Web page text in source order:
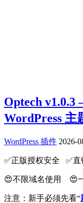
Optech v1.0.3
WordPress 主
WordPress 插件 2026-
✅️正版授权安全 ✅️直
😍不限域名使用 😍
注意：新手必须先看“